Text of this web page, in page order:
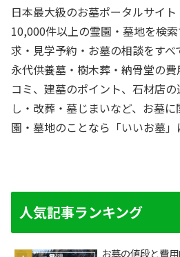
日本最大級のお墓ポータルサイト
10,000件以上の霊園・墓地を検
求・見学予約・お墓の相談をすべ
永代供養墓・樹木葬・納骨堂の
コミ、建墓のポイント、石材店
し・改葬・墓じまいなど、お墓
園・墓地のことなら「いいお墓」
人気記事ランキング
お墓の値段と費